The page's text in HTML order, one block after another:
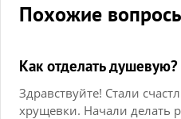
Похожие
Как отделать
Здравствуйте! Стали
хрущевки. Начали делать